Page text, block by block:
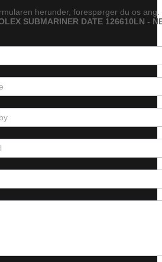
herunder, forespørger du os ang.
SUBMARINER DATE 126610LN -